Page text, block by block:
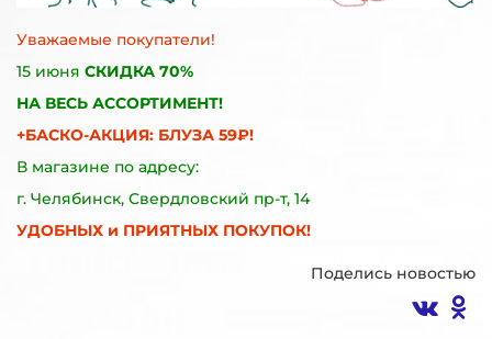
Уважаемые покупатели!
15 июня СКИДКА 70%
НА ВЕСЬ АССОРТИМЕНТ!
+БАСКО-АКЦИЯ: БЛУЗА 59₽!
В магазине по адресу:
г. Челябинск, Свердловский пр-т, 14
УДОБНЫХ и ПРИЯТНЫХ ПОКУПОК!
Поделись новостью